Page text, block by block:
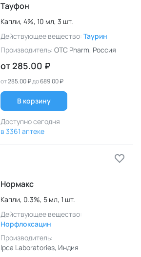
Тауфон
Капли, 4%, 10 мл, 3 шт.
Действующее вещество: Таурин
Производитель: OTC Pharm, Россия
от 285.00 ₽
от285.00 ₽до689.00 ₽
В корзину
Доступно сегодня
в 3361 аптеке
Нормакс
Капли, 0.3%, 5 мл, 1 шт.
Действующее вещество:
Норфлоксацин
Производитель:
Ipca Laboratories, Индия